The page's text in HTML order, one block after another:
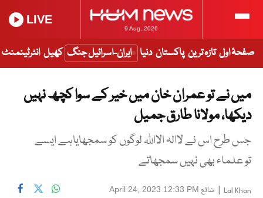
9 Aug, 2026
LIVE
صفحۂ اول تازہ ترین پاکستان دنیا ایران-اسرائیل جنگ کھیل انٹرٹینمنٹ
میں نے تو عمران خان میں خیر کے سوا کچھ نہیں
دیکھا، مولانا طارق جمیل
جس طرح اس نے لاالہ الااللہ لوگوں کو سمجھایاہے ایسے
تو علماء بھی نہیں سمجھاتے
Lal Khan
| شائع April 24, 2023 12:33 PM